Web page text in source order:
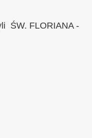
ŚW. FLORIANA -